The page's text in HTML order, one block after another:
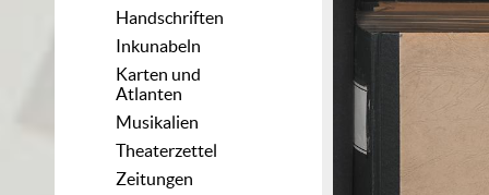
Handschriften
Inkunabeln
Karten und
Atlanten
Musikalien
Theaterzettel
Zeitungen